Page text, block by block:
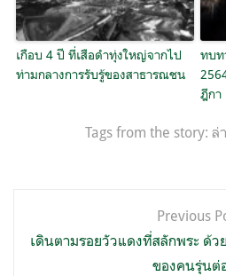
เกือบ 4 ปี ที่เสือดำทุ่งใหญ่จากไป
ท่ามกลางการรับรู้ของสาธารณชน
ทบท
ฎีกา
Tags from the story: ล่
เรื่อง
Previous
เดินตามรอยวัวแดงที่สลักพระ ด้
ของคนรุ่นต่